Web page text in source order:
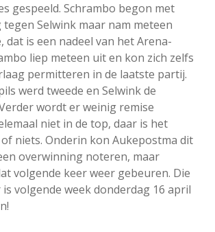
Schaakwoude III
Sponsoren
facebook
instagram
gespeeld. Schrambo begon met
Selwink maar nam meteen
dat is een nadeel van het Arena-
liep meteen uit en kon zich zelfs
permitteren in de laatste partij.
werd tweede en Selwink de
wordt er weinig remise
niet in de top, daar is het
niets. Onderin kon Aukepostma dit
overwinning noteren, maar
volgende keer weer gebeuren. Die
volgende week donderdag 16 april